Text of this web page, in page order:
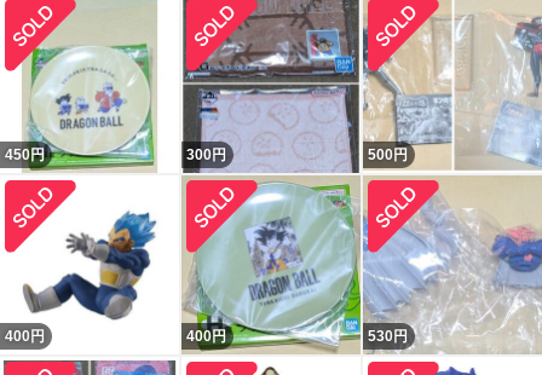
450円 300円 500円
400 円 400円 530円